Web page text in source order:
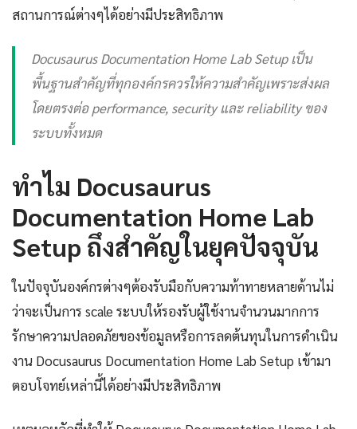
สถานการณ์ต่างๆได้อย่างมีประสิทธิภาพ
Docusaurus Documentation Home Lab Setup เป็น
พื้นฐานสำคัญที่ทุกองค์กรควรให้ความสำคัญเพราะส่งผล
โดยตรงต่อ performance, security และ reliability ของ
ระบบทั้งหมด
ทำไม Docusaurus
Documentation Home Lab
Setup ถึงสำคัญในยุคปัจจุบัน
ในปัจจุบันองค์กรต่างๆต้องรับมือกับความท้าทายหลายด้านไม่
ว่าจะเป็นการ scale ระบบให้รองรับผู้ใช้งานจำนวนมากการ
รักษาความปลอดภัยของข้อมูลหรือการลดต้นทุนในการดำเนิน
งาน Docusaurus Documentation Home Lab Setup เข้ามา
ตอบโจทย์เหล่านี้ได้อย่างมีประสิทธิภาพ